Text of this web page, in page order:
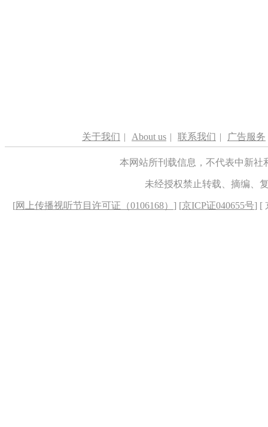
关于我们 | About us | 联系我们 | 广告服务
本网站所刊载信息，不代表中新
未经授权禁止转载、摘编、
[网上传播视听节目许可证（0106168） ] [京ICP证040655号] [